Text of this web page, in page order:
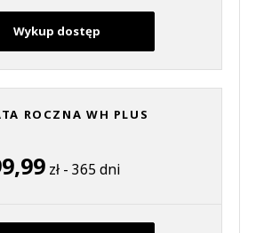
Wykup dostęp
ROCZNA WH PLUS
zł - 365 dni